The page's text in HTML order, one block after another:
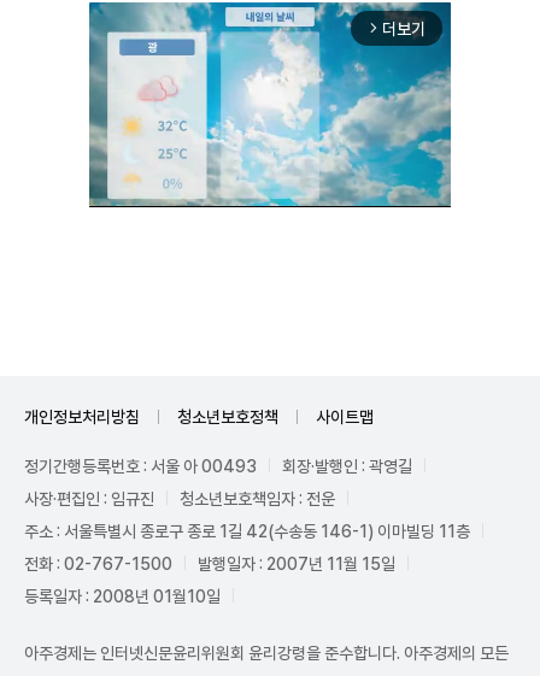
arrow_forward_ios 더보기
개인정보처리방침 청소년보호정책 사이트맵
정기간행등록번호 : 서울 아 00493
회장·발행인 : 곽영길
사장·편집인 : 임규진
청소년보호책임자 : 전운
주소 : 서울특별시 종로구 종로 1길 42(수송동 146-1) 이마빌딩 11층
전화 : 02-767-1500
발행일자 : 2007년 11월 15일
등록일자 : 2008년 01월10일
아주경제는 인터넷신문윤리위원회 윤리강령을 준수합니다. 아주경제의 모든